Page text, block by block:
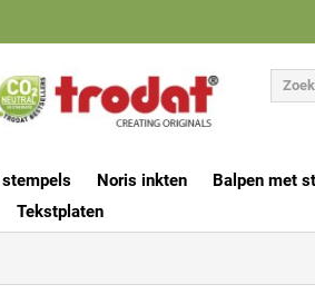
stempels Noris inkten Balpen met
Tekstplaten